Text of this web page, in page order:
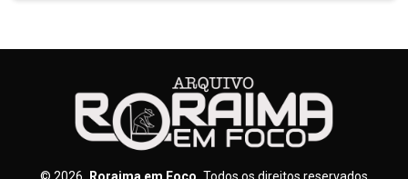
© 2026 Roraima em Foco Todos os direitos reservados